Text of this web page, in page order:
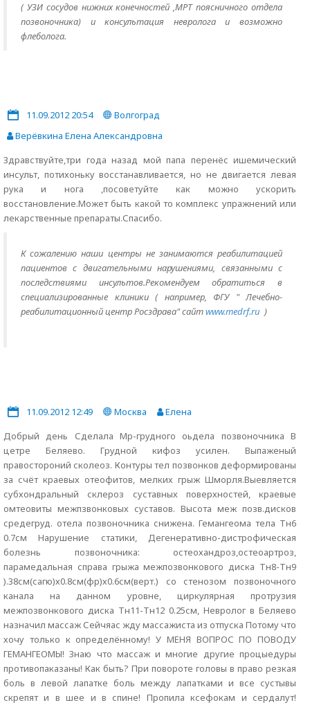
( УЗИ сосудов нижних конечностей ,МРТ поясничного отдела
позвоночника) и консультация невролога и возможно
флеболога.
11.09.2012 20:54
Волгоград
Верёвкина Елена Александровна
Здравствуйте,три года назад мой папа перенёс ишемический
инсульт, потихоньку восстанавливается, но не двигается левая
рука и нога ,посоветуйте как можно ускорить
восстановление.Может быть какой то комплекс упражнений или
лекарственные препараты.Спасибо.
К сожалению наши центры не занимаются реабилитацией
пациентов с двигательными нарушениями, связанными с
последствиями инсультов.Рекомендуем обратиться в
специализированные клиники ( например, ФГУ " Лечебно-
реабилитационный центр Росздрава" сайтwww.medrf.ru )
11.09.2012 12:49 Москва
Елена
Добрый день Сделала Мр-грудного оьдела позвоночника В
цетре Беляево. Грудной кифоз усилен. Выпаженый
правостороний сколеоз. Контуры тел позвонков деформированы
за счёт краевых отеофитов, мелких грыж Шморля.Выевляется
субхондральный склероз суставных поверхностей, краевые
омтеовиты межпзвонковых суставов. Высота меж позв.дисков
средегруд. отела позвоночника снижена. Гемангеома тела Тн6
0.7см Нарушение статики, Дегенеративно-дистрофическая
болезнь позвоночника: остеохандроз,остеоартроз,
парамедальная справа грыжа межпозвонкового диска Тн8-Тн9
).38см(сагю)х0.8см(фр)х0.6см(верт.) со стенозом позвоночного
канала на данном уровне, циркулярная протрузия
межпозвонкового диска Тн11-Тн12 0.25см, Невролог в Беляево
назначил массаж Сейчяас жду массажиста из отпуска Потому что
хочу только к определённому! У МЕНЯ ВОПРОС ПО ПОВОДУ
ГЕМАНГЕОМЫ! Знаю что массаж и многие другие процыедуры
противопаказаны! Как быть? При повороте головы в право резкая
боль в левой лапатке боль между лапатками и все сустывы
скрепят и в шее и в спине! Пропила ксефокам и сердалут!